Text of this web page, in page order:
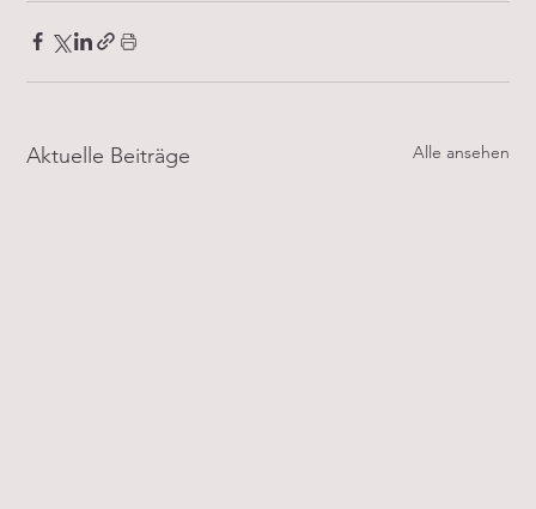
Aktuelle Beiträge Alle ansehen